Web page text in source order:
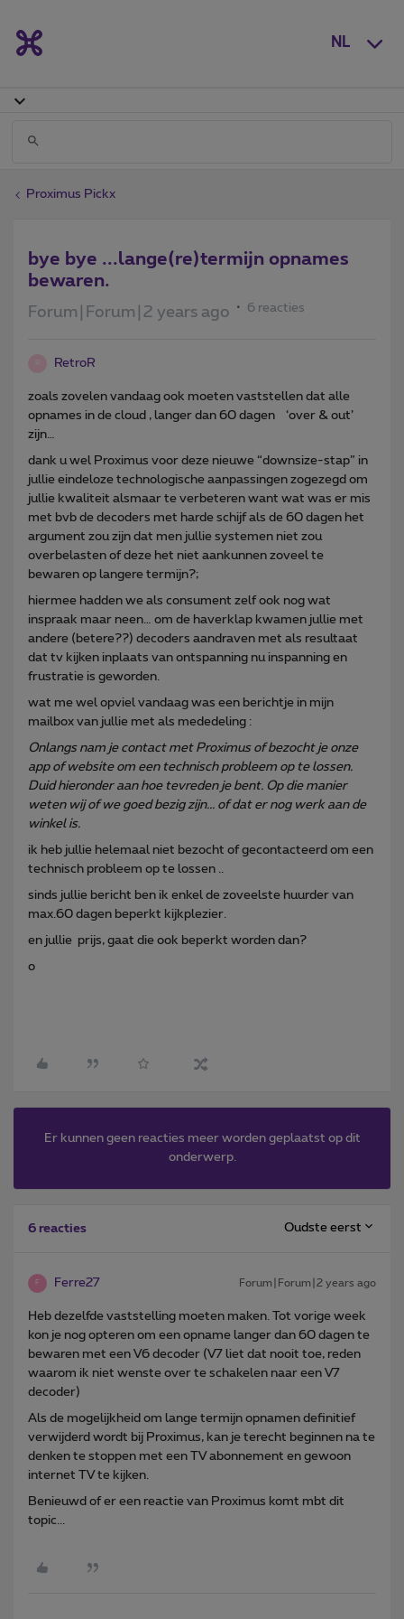
NL
Proximus Pickx
bye bye ...lange(re)termijn opnames
bewaren.
Forum|Forum|2 years ago 6 reacties
RetroR
zoals zovelen vandaag ook moeten vaststellen dat alle
opnames in de cloud , langer dan 60 dagen ‘over & out’
zijn…
dank u wel Proximus voor deze nieuwe “downsize-stap” in
jullie eindeloze technologische aanpassingen zogezegd om
jullie kwaliteit alsmaar te verbeteren want wat was er mis
met bvb de decoders met harde schijf als de 60 dagen het
argument zou zijn dat men jullie systemen niet zou
overbelasten of deze het niet aankunnen zoveel te
bewaren op langere termijn?;
hiermee hadden we als consument zelf ook nog wat
inspraak maar neen… om de haverklap kwamen jullie met
andere (betere??) decoders aandraven met als resultaat
dat tv kijken inplaats van ontspanning nu inspanning en
frustratie is geworden.
wat me wel opviel vandaag was een berichtje in mijn
mailbox van jullie met als mededeling :
Onlangs nam je contact met Proximus of bezocht je onze
app of website om een technisch probleem op te lossen.
Duid hieronder aan hoe tevreden je bent. Op die manier
weten wij of we goed bezig zijn... of dat er nog werk aan de
winkel is.
ik heb jullie helemaal niet bezocht of gecontacteerd om een
technisch probleem op te lossen ..
sinds jullie bericht ben ik enkel de zoveelste huurder van
max.60 dagen beperkt kijkplezier.
en jullie prijs, gaat die ook beperkt worden dan?
o
Er kunnen geen reacties meer worden geplaatst op dit
onderwerp.
6 reacties Oudste eerst
F Ferre27 Forum|Forum|2 years ago
Heb dezelfde vaststelling moeten maken. Tot vorige week
kon je nog opteren om een opname langer dan 60 dagen te
bewaren met een V6 decoder (V7 liet dat nooit toe, reden
waarom ik niet wenste over te schakelen naar een V7
decoder)
Als de mogelijkheid om lange termijn opnamen definitief
verwijderd wordt bij Proximus, kan je terecht beginnen na te
denken te stoppen met een TV abonnement en gewoon
internet TV te kijken.
Benieuwd of er een reactie van Proximus komt mbt dit
topic...